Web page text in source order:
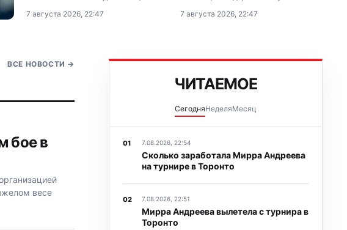
обратил внимание на новое
7 августа 2026, 22:47
престижном турнире Grand Chess
7 августа 2026, 22:47
ВСЕ НОВОСТИ →
бое в
весе
ЧИТАЕМОЕ
СегодняНеделяМесяц
7.08.2026, 22:54
Cколько заработала Мирра Андреева
на турнире в Торонто
7.08.2026, 22:51
Мирра Андреева вылетела с турнира в
Торонто